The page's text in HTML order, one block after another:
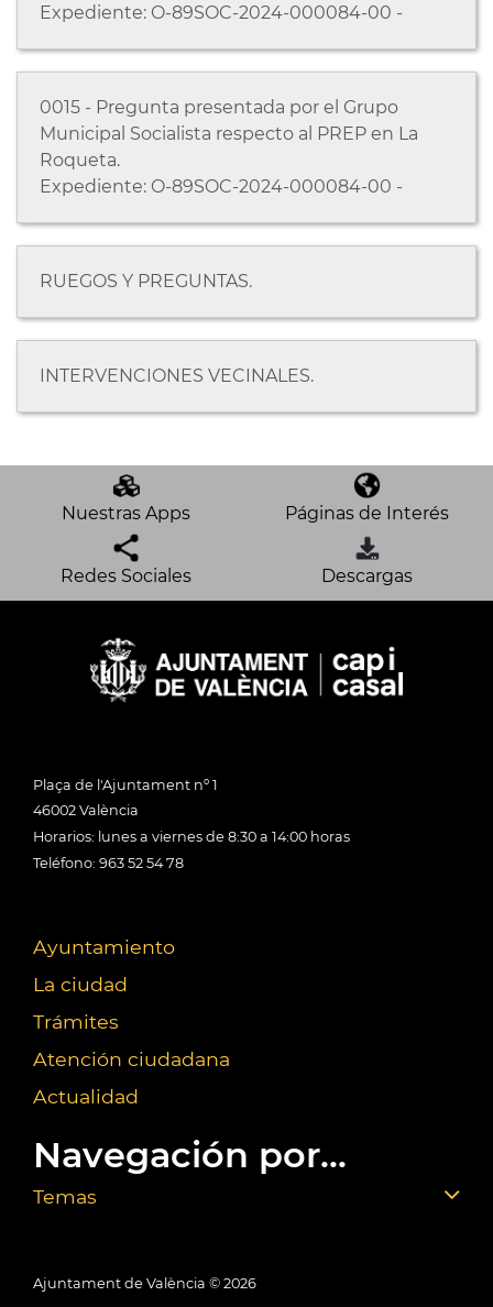
Expediente: O-89SOC-2024-000084-00 -
0015 - Pregunta presentada por el Grupo
Municipal Socialista respecto al PREP en La
Roqueta.
Expediente: O-89SOC-2024-000084-00 -
RUEGOS Y PREGUNTAS.
INTERVENCIONES VECINALES.
Nuestras Apps Páginas de Interés
Redes Sociales Descargas
Plaça de l'Ajuntament nº 1
46002 València
Horarios: lunes a viernes de 8:30 a 14:00 horas
Teléfono: 963 52 54 78
Ayuntamiento
La ciudad
Trámites
Atención ciudadana
Actualidad
Navegación por...
Temas
Ajuntament de València © 2026